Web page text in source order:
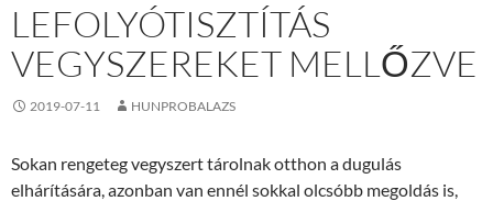
LEFOLYÓTISZTÍTÁS
VEGYSZEREKET MELLŐZVE
2019-07-11 HUNPROBALAZS
Sokan rengeteg vegyszert tárolnak otthon a dugulás
elhárítására, azonban van ennél sokkal olcsóbb megoldás is,